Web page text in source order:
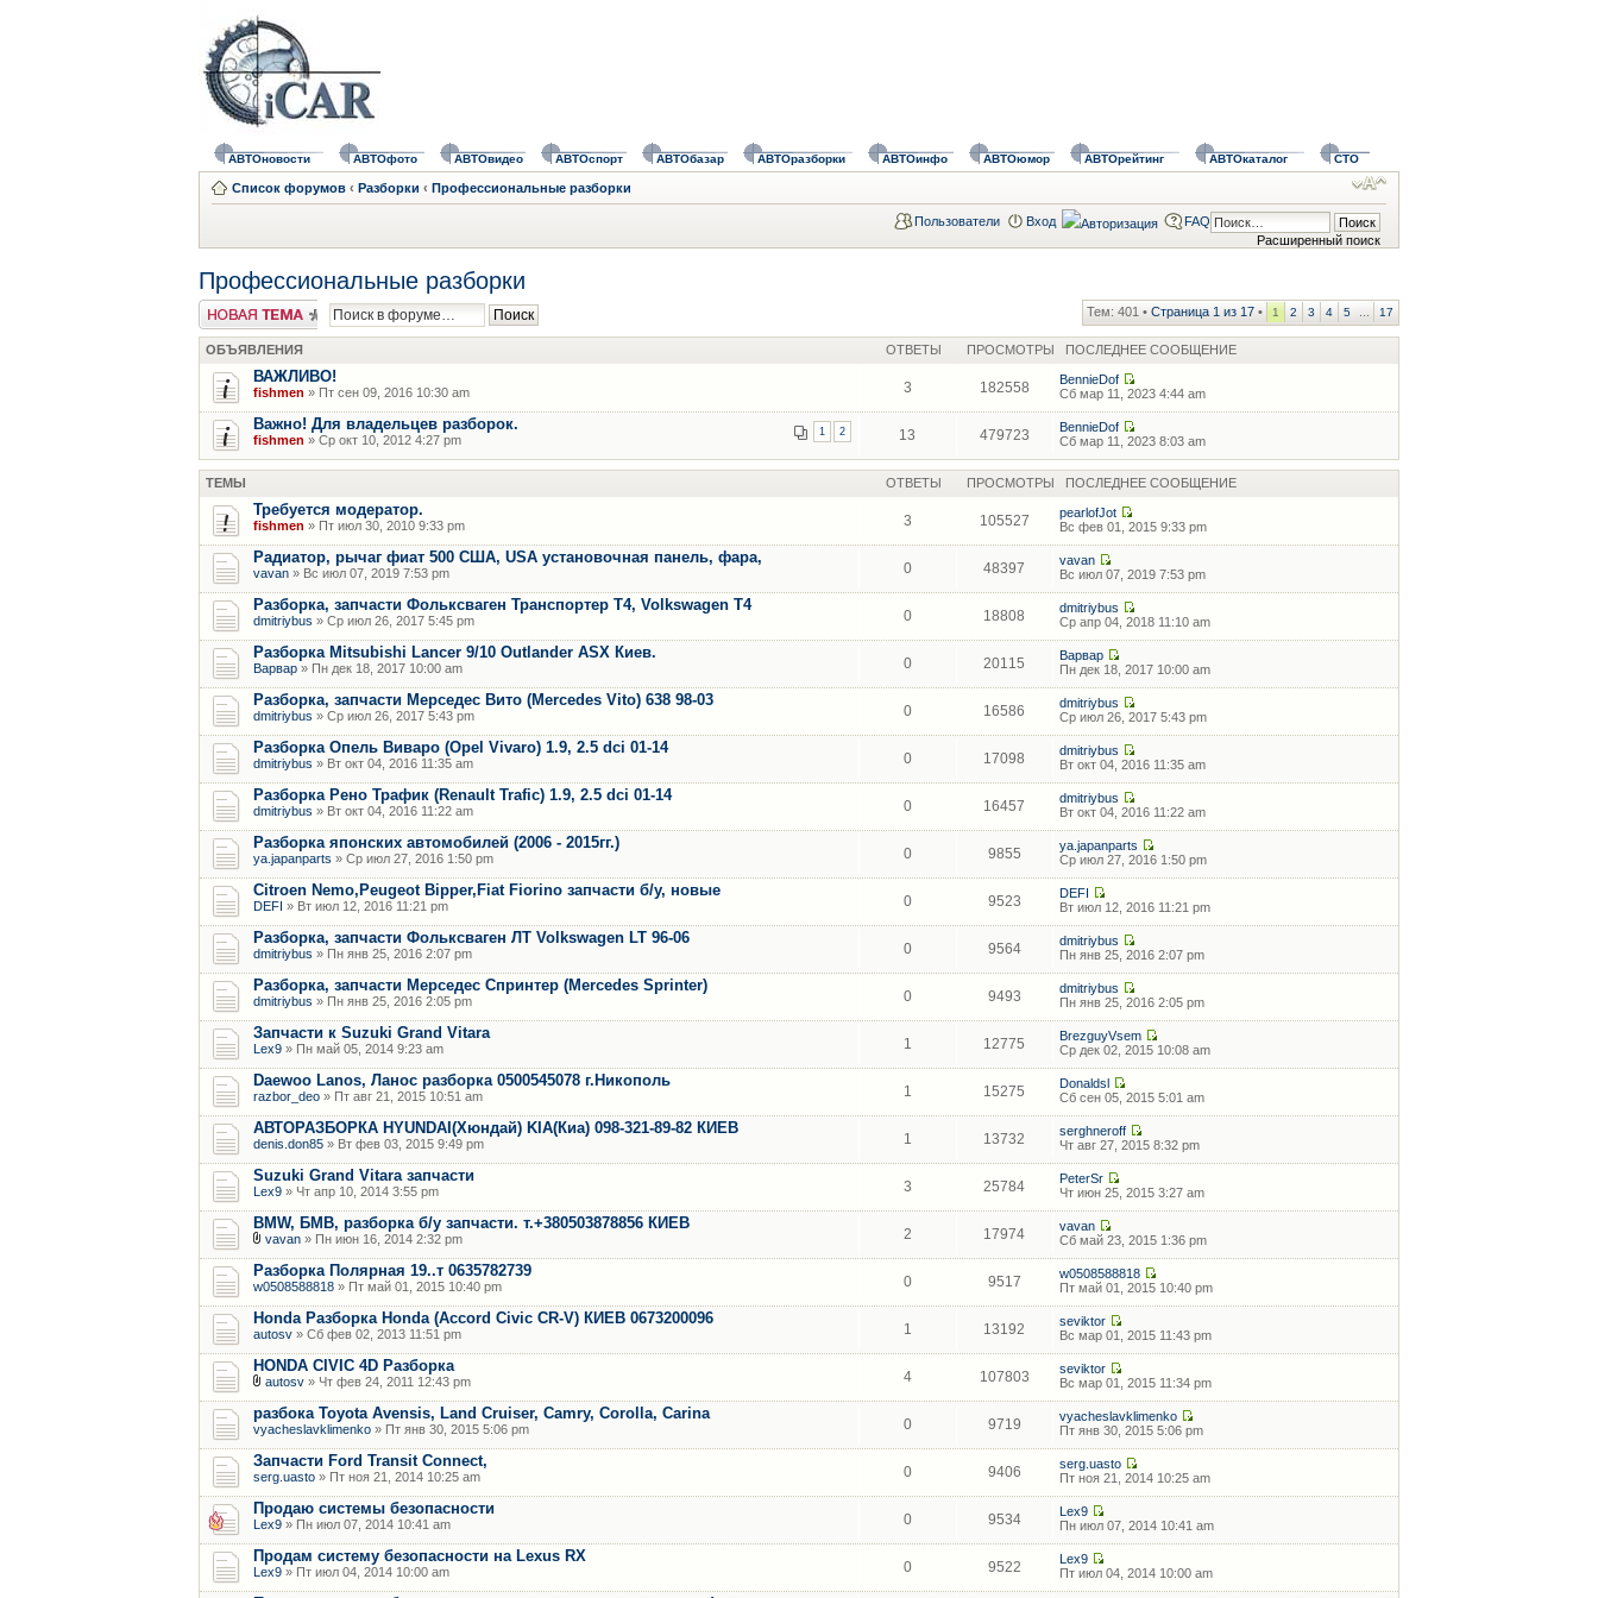
АВТОновости АВТОфото АВТОвидео АВТОспорт АВТОбазар АВТОразборки АВТОинфо АВТОюмор АВТОрейтинг АВТОкаталог СТО
Список форумов ‹ Разборки ‹ Профессиональные разборки
Расширенный поиск
Пользователи Вход FAQ
Профессиональные разборки
Новая тема Тем: 401 • Страница 1 из 17 • 1 2 3 4 5 17
ОБЪЯВЛЕНИЯ ОТВЕТЫ ПРОСМОТРЫ ПОСЛЕДНЕЕ СООБЩЕНИЕ
ВАЖЛИВО!
fishmen » Пт сен 09, 2016 10:30 am 3 182558
BennieDof
Сб мар 11, 2023 4:44 am
Важно! Для владельцев разборок. 1 2
fishmen » Ср окт 10, 2012 4:27 pm 13 479723
BennieDof
Сб мар 11, 2023 8:03 am
ТЕМЫ ОТВЕТЫ ПРОСМОТРЫ ПОСЛЕДНЕЕ СООБЩЕНИЕ
Требуется модератор.
fishmen » Пт июл 30, 2010 9:33 pm 3 105527
pearlofJot
Вс фев 01, 2015 9:33 pm
Радиатор, рычаг фиат 500 США, USA установочная панель, фара,
vavan » Вс июл 07, 2019 7:53 pm 0 48397
vavan
Вс июл 07, 2019 7:53 pm
Разборка, запчасти Фольксваген Транспортер Т4, Volkswagen T4
dmitriybus » Ср июл 26, 2017 5:45 pm 0 18808
dmitriybus
Ср апр 04, 2018 11:10 am
Разборка Mitsubishi Lancer 9/10 Outlander ASX Киев.
Варвар » Пн дек 18, 2017 10:00 am 0 20115
Варвар
Пн дек 18, 2017 10:00 am
Разборка, запчасти Мерседес Вито (Mercedes Vito) 638 98-03
dmitriybus » Ср июл 26, 2017 5:43 pm 0 16586
dmitriybus
Ср июл 26, 2017 5:43 pm
Разборка Опель Виваро (Opel Vivaro) 1.9, 2.5 dci 01-14
dmitriybus » Вт окт 04, 2016 11:35 am 0 17098
dmitriybus
Вт окт 04, 2016 11:35 am
Разборка Рено Трафик (Renault Trafic) 1.9, 2.5 dci 01-14
dmitriybus » Вт окт 04, 2016 11:22 am 0 16457
dmitriybus
Вт окт 04, 2016 11:22 am
Разборка японских автомобилей (2006 - 2015гг.)
ya.japanparts » Ср июл 27, 2016 1:50 pm 0 9855
ya.japanparts
Ср июл 27, 2016 1:50 pm
Citroen Nemo,Peugeot Bipper,Fiat Fiorino запчасти б/у, новые
DEFI » Вт июл 12, 2016 11:21 pm 0 9523
DEFI
Вт июл 12, 2016 11:21 pm
Разборка, запчасти Фольксваген ЛТ Volkswagen LT 96-06
dmitriybus » Пн янв 25, 2016 2:07 pm 0 9564
dmitriybus
Пн янв 25, 2016 2:07 pm
Разборка, запчасти Мерседес Спринтер (Mercedes Sprinter)
dmitriybus » Пн янв 25, 2016 2:05 pm 0 9493
dmitriybus
Пн янв 25, 2016 2:05 pm
Запчасти к Suzuki Grand Vitara
Lex9 » Пн май 05, 2014 9:23 am 1 12775
BrezguyVsem
Ср дек 02, 2015 10:08 am
Daewoo Lanos, Ланос разборка 0500545078 г.Никополь
razbor_deo » Пт авг 21, 2015 10:51 am 1 15275
Donaldsl
Сб сен 05, 2015 5:01 am
АВТОРАЗБОРКА HYUNDAI(Хюндай) KIA(Киа) 098-321-89-82 КИЕВ
denis.don85 » Вт фев 03, 2015 9:49 pm 1 13732
serghneroff
Чт авг 27, 2015 8:32 pm
Suzuki Grand Vitara запчасти
Lex9 » Чт апр 10, 2014 3:55 pm 3 25784
PeterSr
Чт июн 25, 2015 3:27 am
BMW, БМВ, разборка б/у запчасти. т.+380503878856 КИЕВ
vavan » Пн июн 16, 2014 2:32 pm 2 17974
vavan
Сб май 23, 2015 1:36 pm
Разборка Полярная 19..т 0635782739
w0508588818 » Пт май 01, 2015 10:40 pm 0 9517
w0508588818
Пт май 01, 2015 10:40 pm
Honda Разборка Honda (Accord Civic CR-V) КИЕВ 0673200096
autosv » Сб фев 02, 2013 11:51 pm 1 13192
seviktor
Вс мар 01, 2015 11:43 pm
HONDA CIVIC 4D Разборка
autosv » Чт фев 24, 2011 12:43 pm 4 107803
seviktor
Вс мар 01, 2015 11:34 pm
разбока Toyota Avensis, Land Cruiser, Camry, Corolla, Carina
vyacheslavklimenko » Пт янв 30, 2015 5:06 pm 0 9719
vyacheslavklimenko
Пт янв 30, 2015 5:06 pm
Запчасти Ford Transit Connect,
serg.uasto » Пт ноя 21, 2014 10:25 am 0 9406
serg.uasto
Пт ноя 21, 2014 10:25 am
Продаю системы безопасности
Lex9 » Пн июл 07, 2014 10:41 am 0 9534
Lex9
Пн июл 07, 2014 10:41 am
Продам систему безопасности на Lexus RX
Lex9 » Пт июл 04, 2014 10:00 am 0 9522
Lex9
Пт июл 04, 2014 10:00 am